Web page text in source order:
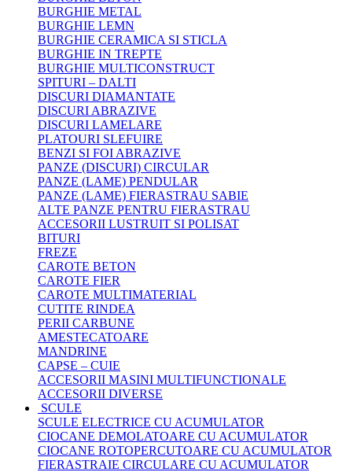
BURGHIE METAL
BURGHIE LEMN
BURGHIE CERAMICA SI STICLA
BURGHIE IN TREPTE
BURGHIE MULTICONSTRUCT
SPITURI – DALTI
DISCURI DIAMANTATE
DISCURI ABRAZIVE
DISCURI LAMELARE
PLATOURI SLEFUIRE
BENZI SI FOI ABRAZIVE
PANZE (DISCURI) CIRCULAR
PANZE (LAME) PENDULAR
PANZE (LAME) FIERASTRAU SABIE
ALTE PANZE PENTRU FIERASTRAU
ACCESORII LUSTRUIT SI POLISAT
BITURI
FREZE
CAROTE BETON
CAROTE FIER
CAROTE MULTIMATERIAL
CUTITE RINDEA
PERII CARBUNE
AMESTECATOARE
MANDRINE
CAPSE – CUIE
ACCESORII MASINI MULTIFUNCTIONALE
ACCESORII DIVERSE
SCULE
SCULE ELECTRICE CU ACUMULATOR
CIOCANE DEMOLATOARE CU ACUMULATOR
CIOCANE ROTOPERCUTOARE CU ACUMULATOR
FIERASTRAIE CIRCULARE CU ACUMULATOR